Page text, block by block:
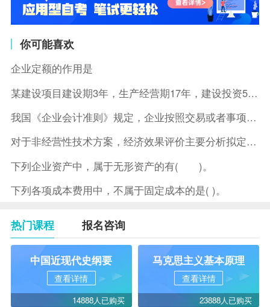
你可能喜欢
企业定额的作用是
某建设项目建设期3年，生产经营期17年，建设投资5500万元
我国《企业会计准则》规定，企业按照交易或者事项的经济特征确定
对于非经营性技术方案，经济效果评价主要分析拟定方案的( )。
下列企业资产中，属于无形资产的有( )。
下列各项成本费用中，不属于固定成本的是( )。
热门课程 报名咨询
中国近现代史纲要
查看详情
14888人已购买
马克思主义基本原理
查看详情
23888人已购买